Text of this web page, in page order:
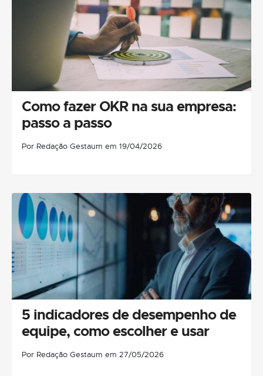
Como fazer OKR na sua empresa:
passo a passo
Por Redação Gestaum em 19/04/2026
5 indicadores de desempenho de
equipe, como escolher e usar
Por Redação Gestaum em 27/05/2026